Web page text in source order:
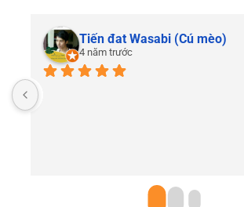
Tiến đat Wasabi (Cú mèo)
4 năm trước